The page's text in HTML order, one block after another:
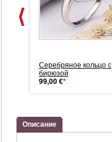
Серебряное кольцо с
бирюзой
99,00 €*
Описание